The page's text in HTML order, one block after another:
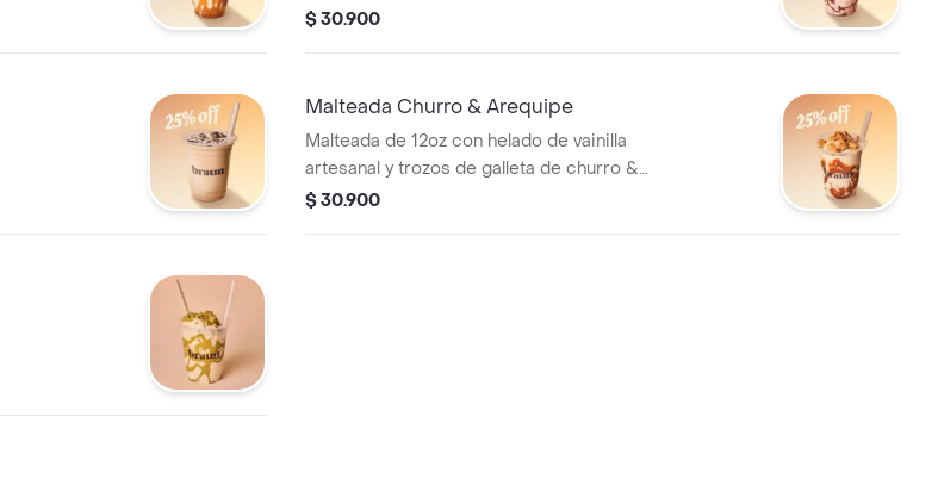
de red velvet y salsa de nutella
$ 30.900
Malteada Churro & Arequipe
Malteada de 12oz con helado de vainilla
artesanal y trozos de galleta de churro &
arequipe
$ 30.900